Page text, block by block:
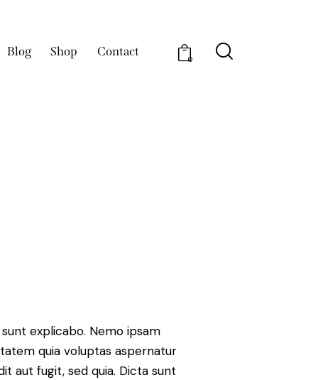
Blog Shop Contact
0
explicabo. Nemo ipsam
quia voluptas aspernatur
aut fugit, sed quia. Dicta sunt